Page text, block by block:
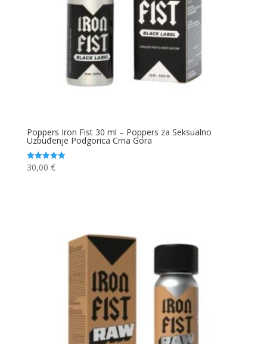
Poppers Iron Fist 30 ml – Poppers za Seksualno
Uzbuđenje Podgorica Crna Gora
Ocjenjeno
5.00
30,00 €